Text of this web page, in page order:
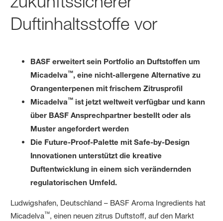
Duftinhaltsstoffe vor
BASF erweitert sein Portfolio an Duftstoffen um
Micadelva™, eine nicht-allergene Alternative zu
Orangenterpenen mit frischem Zitrusprofil
Micadelva™ ist jetzt weltweit verfügbar und kann
über BASF Ansprechpartner bestellt oder als
Muster angefordert werden
Die Future-Proof-Palette mit Safe-by-Design
Innovationen unterstützt die kreative
Duftentwicklung in einem sich verändernden
regulatorischen Umfeld.
Ludwigshafen, Deutschland – BASF Aroma Ingredients hat
Micadelva™, einen neuen zitrus Duftstoff, auf den Markt